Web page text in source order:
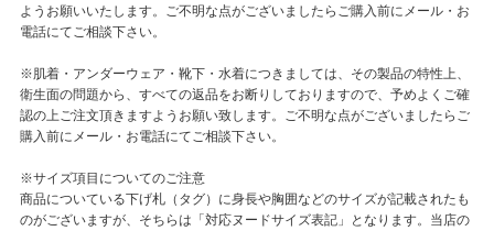
ようお願いいたします。ご不明な点がございましたらご購入前にメール・お
電話にてご相談下さい。
※肌着・アンダーウェア・靴下・水着につきましては、その製品の特性上、
衛生面の問題から、すべての返品をお断りしておりますので、予めよくご確
認の上ご注文頂きますようお願い致します。ご不明な点がございましたらご
購入前にメール・お電話にてご相談下さい。
※サイズ項目についてのご注意
商品についている下げ札（タグ）に身長や胸囲などのサイズが記載されたも
のがございますが、そちらは「対応ヌードサイズ表記」となります。当店の